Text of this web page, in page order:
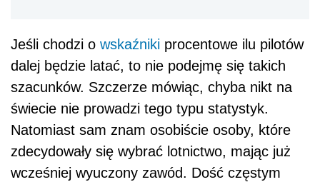
Jeśli chodzi o wskaźniki procentowe ilu pilotów
dalej będzie latać, to nie podejmę się takich
szacunków. Szczerze mówiąc, chyba nikt na
świecie nie prowadzi tego typu statystyk.
Natomiast sam znam osobiście osoby, które
zdecydowały się wybrać lotnictwo, mając już
wcześniej wyuczony zawód. Dość częstym